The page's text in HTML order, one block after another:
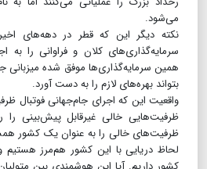
می‌شود.
نکته دیگر این که قطر در دهه‌های
سرمایه‌گذاری‌های کلان و فراوانی را به
همین سرمایه‌گذاری‌ها موفق شده میزبانی
بتواند بهره‌های لازم را به دست آورد.
واقعیت این که اجرای جام‌جهانی فوتبال
ظرفیت‌هایی خالی غیرقابل پیش‌بینی را
ظرفیت‌های خالی را به عنوان یک کشور
لحاظ دریایی با این کشور هم‌مرز هستیم